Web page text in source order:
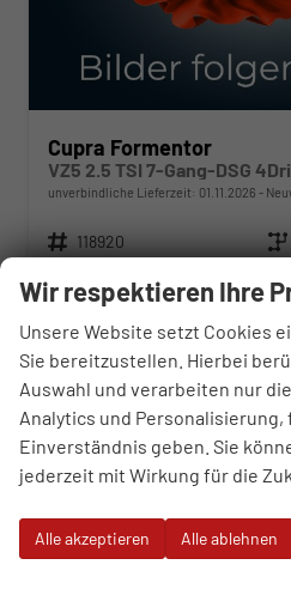
Cupra Formentor
VZ5 2.5 TSI 7-Gang-DSG
unverbindliche Lieferzeit: 01.11.2026
Fahrzeugnr. 118920 Getriebe
Leistung 287 kW (390 PS) Kilometerstand
61.570,– €
incl. 19% MwSt.
Verbrauch kombiniert:10,20
CO2-Klasse:G
CO2-Emissionen:231,00 g/
Wir respektieren Ihre
Unsere Website setzt Cookies
Sie bereitzustellen. Hierbei
Auswahl und verarbeiten nur
Analytics und Personalisierung,
Einverständnis geben. Sie
jederzeit mit Wirkung für die
Alle akzeptieren Alle ablehnen